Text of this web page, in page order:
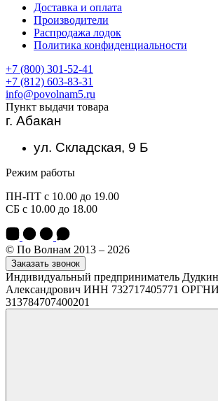
Доставка и оплата
Производители
Распродажа лодок
Политика конфиденциальности
+7 (800) 301-52-41
+7 (812) 603-83-31
info@povolnam5.ru
Пункт выдачи товара
г. Абакан
ул. Складская, 9 Б
Режим работы
ПН-ПТ с 10.00 до 19.00
СБ с 10.00 до 18.00
© По Волнам 2013 – 2026
Заказать звонок
Индивидуальный предприниматель
Александрович ИНН 732717405771
313784707400201